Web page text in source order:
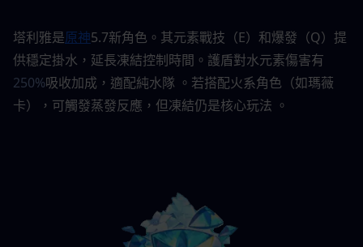
塔利雅是原神5.7新角色。其元素戰技（E）和爆發（Q）提
供穩定掛水，延長凍結控制時間。護盾對水元素傷害有
250%吸收加成，適配純水隊 。若搭配火系角色（如瑪薇
卡），可觸發蒸發反應，但凍結仍是核心玩法 。